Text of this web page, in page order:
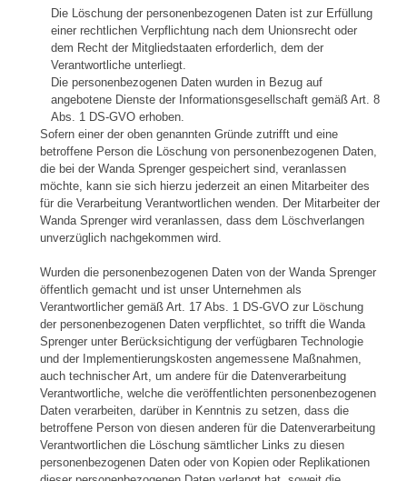
Die Löschung der personenbezogenen Daten ist zur Erfüllung
einer rechtlichen Verpflichtung nach dem Unionsrecht oder
dem Recht der Mitgliedstaaten erforderlich, dem der
Verantwortliche unterliegt.
Die personenbezogenen Daten wurden in Bezug auf
angebotene Dienste der Informationsgesellschaft gemäß Art. 8
Abs. 1 DS-GVO erhoben.
Sofern einer der oben genannten Gründe zutrifft und eine
betroffene Person die Löschung von personenbezogenen Daten,
die bei der Wanda Sprenger gespeichert sind, veranlassen
möchte, kann sie sich hierzu jederzeit an einen Mitarbeiter des
für die Verarbeitung Verantwortlichen wenden. Der Mitarbeiter der
Wanda Sprenger wird veranlassen, dass dem Löschverlangen
unverzüglich nachgekommen wird.
Wurden die personenbezogenen Daten von der Wanda Sprenger
öffentlich gemacht und ist unser Unternehmen als
Verantwortlicher gemäß Art. 17 Abs. 1 DS-GVO zur Löschung
der personenbezogenen Daten verpflichtet, so trifft die Wanda
Sprenger unter Berücksichtigung der verfügbaren Technologie
und der Implementierungskosten angemessene Maßnahmen,
auch technischer Art, um andere für die Datenverarbeitung
Verantwortliche, welche die veröffentlichten personenbezogenen
Daten verarbeiten, darüber in Kenntnis zu setzen, dass die
betroffene Person von diesen anderen für die Datenverarbeitung
Verantwortlichen die Löschung sämtlicher Links zu diesen
personenbezogenen Daten oder von Kopien oder Replikationen